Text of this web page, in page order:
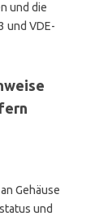
und die
und VDE-
Gehäuse
und